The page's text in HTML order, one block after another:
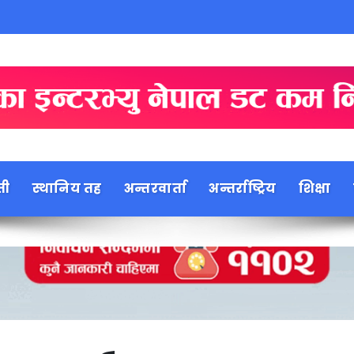
स्थानिय तह अन्तरवार्ता अन्तर्राष्ट्रिय शिक्षा